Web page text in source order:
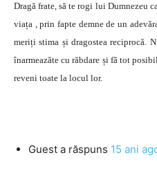
Dragă frate, să te rogi lui Dumnezeu
viața , prin fapte demne de un
meriți stima și dragostea reciprocă.
înarmeazăte cu răbdare și fă tot
reveni toate la locul lor.
Guest a răspuns 15 ani